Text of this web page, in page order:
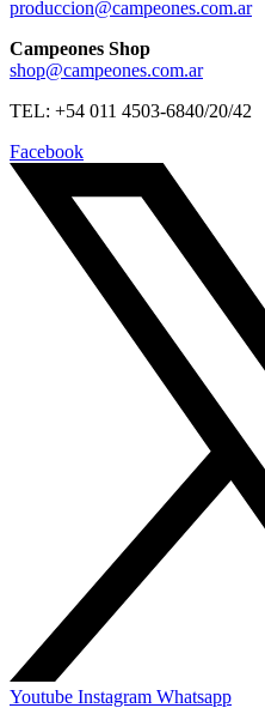
produccion@campeones.com.ar
Campeones Shop
shop@campeones.com.ar
TEL: +54 011 4503-6840/20/42
Facebook
Youtube Instagram Whatsapp